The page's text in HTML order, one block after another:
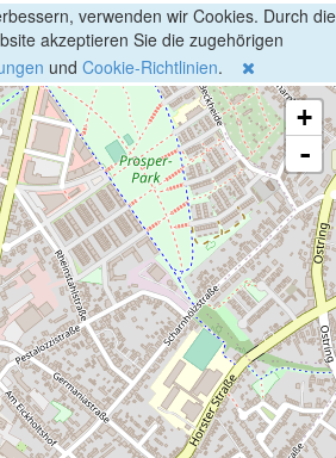
verwenden wir Cookies. Durch die
akzeptieren Sie die zugehörigen
und Cookie-Richtlinien.
+
-